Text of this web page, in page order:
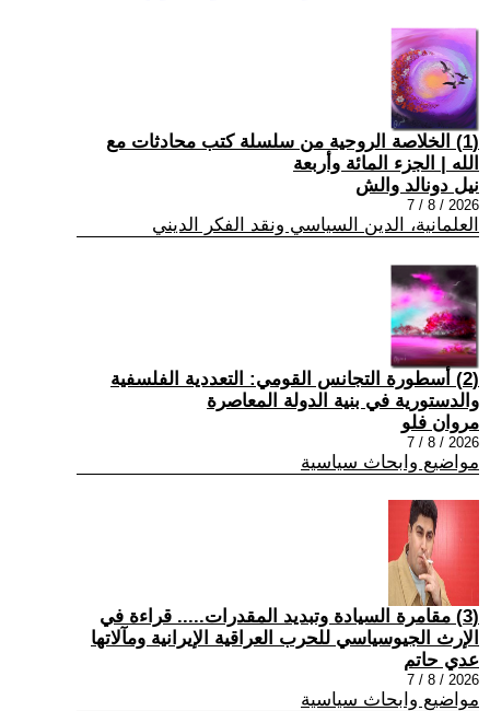
(1) الخلاصة الروحية من سلسلة كتب محادثات مع
الله | الجزء المائة وأربعة
نيل دونالد والش
2026 / 8 / 7
العلمانية، الدين السياسي ونقد الفكر الديني
(2) أسطورة التجانس القومي: التعددية الفلسفية
والدستورية في بنية الدولة المعاصرة
مروان فلو
2026 / 8 / 7
مواضيع وابحاث سياسية
(3) مقامرة السيادة وتبديد المقدرات..... قراءة في
الإرث الجيوسياسي للحرب العراقية الإيرانية ومآلاتها
عدي حاتم
2026 / 8 / 7
مواضيع وابحاث سياسية